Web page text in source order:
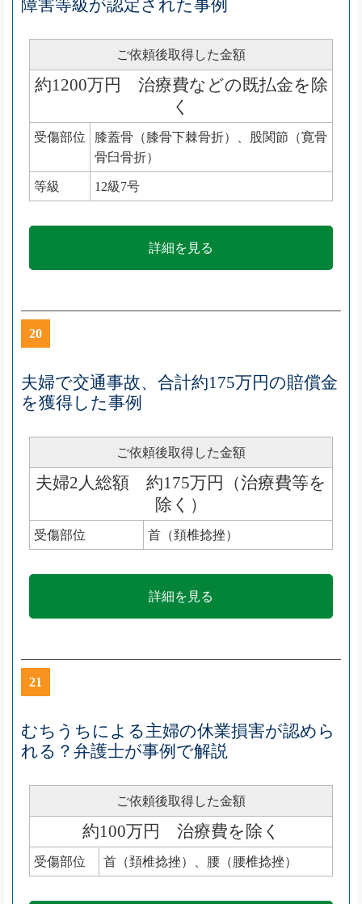
障害等級が認定された事例
ご依頼後取得した金額
約1200万円 治療費などの既払金を除
く
受傷部位
膝蓋骨（膝骨下棘骨折）、股関節（寛骨
骨臼骨折）
等級 12級7号
詳細を見る
20
夫婦で交通事故、合計約175万円の賠償金
を獲得した事例
ご依頼後取得した金額
夫婦2人総額 約175万円（治療費等を
除く）
受傷部位 首（頚椎捻挫）
詳細を見る
21
むちうちによる主婦の休業損害が認めら
れる？弁護士が事例で解説
ご依頼後取得した金額
約100万円 治療費を除く
受傷部位 首（頚椎捻挫）、腰（腰椎捻挫）